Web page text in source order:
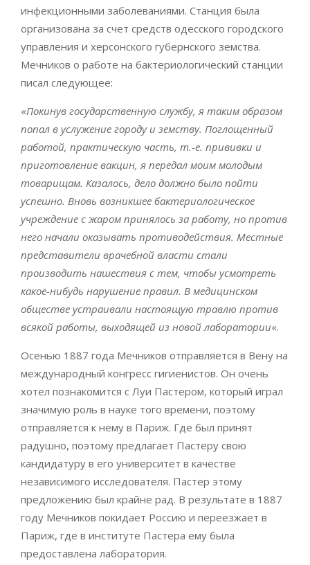
инфекционными заболеваниями. Станция была
организована за счет средств одесского городского
управления и херсонского губернского земства.
Мечников о работе на бактериологический станции
писал следующее:
«Покинув государственную службу, я таким образом
попал в услужение городу и земству. Поглощенный
работой, практическую часть, т.-е. прививки и
приготовление вакцин, я передал моим молодым
товарищам. Казалось, дело должно было пойти
успешно. Вновь возникшее бактериологическое
учреждение с жаром принялось за работу, но против
него начали оказывать противодействия. Местные
представители врачебной власти стали
производить нашествия с тем, чтобы усмотреть
какое-нибудь нарушение правил. В медицинском
обществе устраивали настоящую травлю против
всякой работы, выходящей из новой лаборатории«.
Осенью 1887 года Мечников отправляется в Вену на
международный конгресс гигиенистов. Он очень
хотел познакомится с Луи Пастером, который играл
значимую роль в науке того времени, поэтому
отправляется к нему в Париж. Где был принят
радушно, поэтому предлагает Пастеру свою
кандидатуру в его университет в качестве
независимого исследователя. Пастер этому
предложению был крайне рад. В результате в 1887
году Мечников покидает Россию и переезжает в
Париж, где в институте Пастера ему была
предоставлена лаборатория.